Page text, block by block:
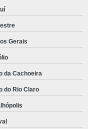
Gerais
da Cachoeira
do Rio Claro